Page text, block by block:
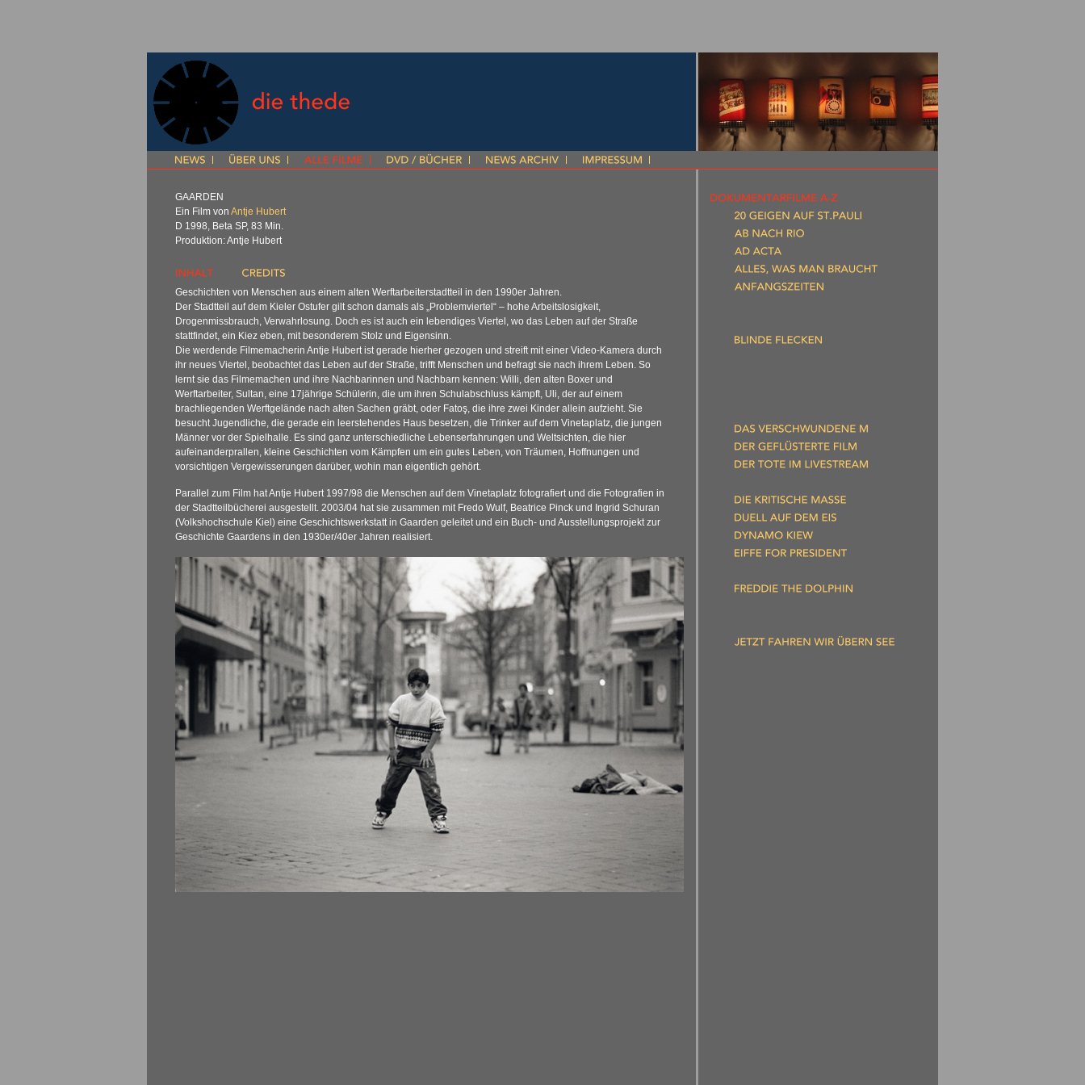
GAARDEN
Ein Film von Antje Hubert
D 1998, Beta SP, 83 Min.
Produktion: Antje Hubert
Geschichten von Menschen aus einem alten Werftarbeiterstadtteil in den 1990er Jahren.
Der Stadtteil auf dem Kieler Ostufer gilt schon damals als „Problemviertel“ – hohe Arbeitslosigkeit,
Drogenmissbrauch, Verwahrlosung. Doch es ist auch ein lebendiges Viertel, wo das Leben auf der Straße
stattfindet, ein Kiez eben, mit besonderem Stolz und Eigensinn.
Die werdende Filmemacherin Antje Hubert ist gerade hierher gezogen und streift mit einer Video-Kamera durch
ihr neues Viertel, beobachtet das Leben auf der Straße, trifft Menschen und befragt sie nach ihrem Leben. So
lernt sie das Filmemachen und ihre Nachbarinnen und Nachbarn kennen: Willi, den alten Boxer und
Werftarbeiter, Sultan, eine 17jährige Schülerin, die um ihren Schulabschluss kämpft, Uli, der auf einem
brachliegenden Werftgelände nach alten Sachen gräbt, oder Fatoş, die ihre zwei Kinder allein aufzieht. Sie
besucht Jugendliche, die gerade ein leerstehendes Haus besetzen, die Trinker auf dem Vinetaplatz, die jungen
Männer vor der Spielhalle. Es sind ganz unterschiedliche Lebenserfahrungen und Weltsichten, die hier
aufeinanderprallen, kleine Geschichten vom Kämpfen um ein gutes Leben, von Träumen, Hoffnungen und
vorsichtigen Vergewisserungen darüber, wohin man eigentlich gehört.
Parallel zum Film hat Antje Hubert 1997/98 die Menschen auf dem Vinetaplatz fotografiert und die Fotografien in
der Stadtteilbücherei ausgestellt. 2003/04 hat sie zusammen mit Fredo Wulf, Beatrice Pinck und Ingrid Schuran
(Volkshochschule Kiel) eine Geschichtswerkstatt in Gaarden geleitet und ein Buch- und Ausstellungsprojekt zur
Geschichte Gaardens in den 1930er/40er Jahren realisiert.